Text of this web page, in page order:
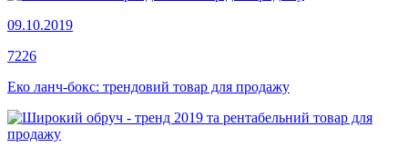
09.10.2019
7226
Еко ланч-бокс: трендовий товар для продажу